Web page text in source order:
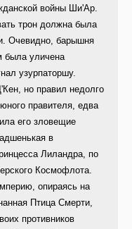
войны Ши'Ар.
трон должна была
Очевидно, барышня
была уличена
узурпаторшу.
но правил недолго
правителя, едва
его зловещие
в
Лиландра, по
Космофлота.
опираясь на
Птица Смерти,
противников